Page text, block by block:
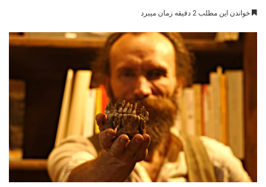
خواندن این مطلب 2 دقیقه زمان میبرد